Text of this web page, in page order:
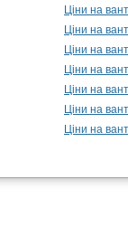
Ціни на
Ціни на
Ціни на
Ціни на
Ціни на
Ціни на
Ціни на